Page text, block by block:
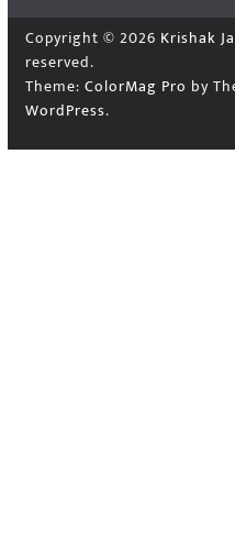
Copyright © 2026 Krishak
reserved.
Theme: ColorMag Pro by
WordPress.